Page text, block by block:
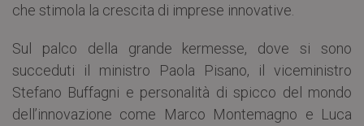
che stimola la crescita di imprese innovative.
Sul palco della grande kermesse, dove si sono
succeduti il ministro Paola Pisano, il viceministro
Stefano Buffagni e personalità di spicco del mondo
dell’innovazione come Marco Montemagno e Luca